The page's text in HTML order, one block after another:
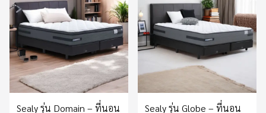
Sealy รุ่น Domain – ที่นอน
Sealy รุ่น Globe – ที่นอน